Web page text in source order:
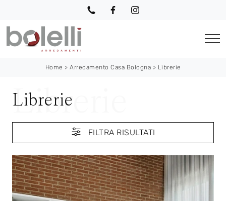
Home > Arredamento Casa Bologna > Librerie
Librerie
FILTRA RISULTATI